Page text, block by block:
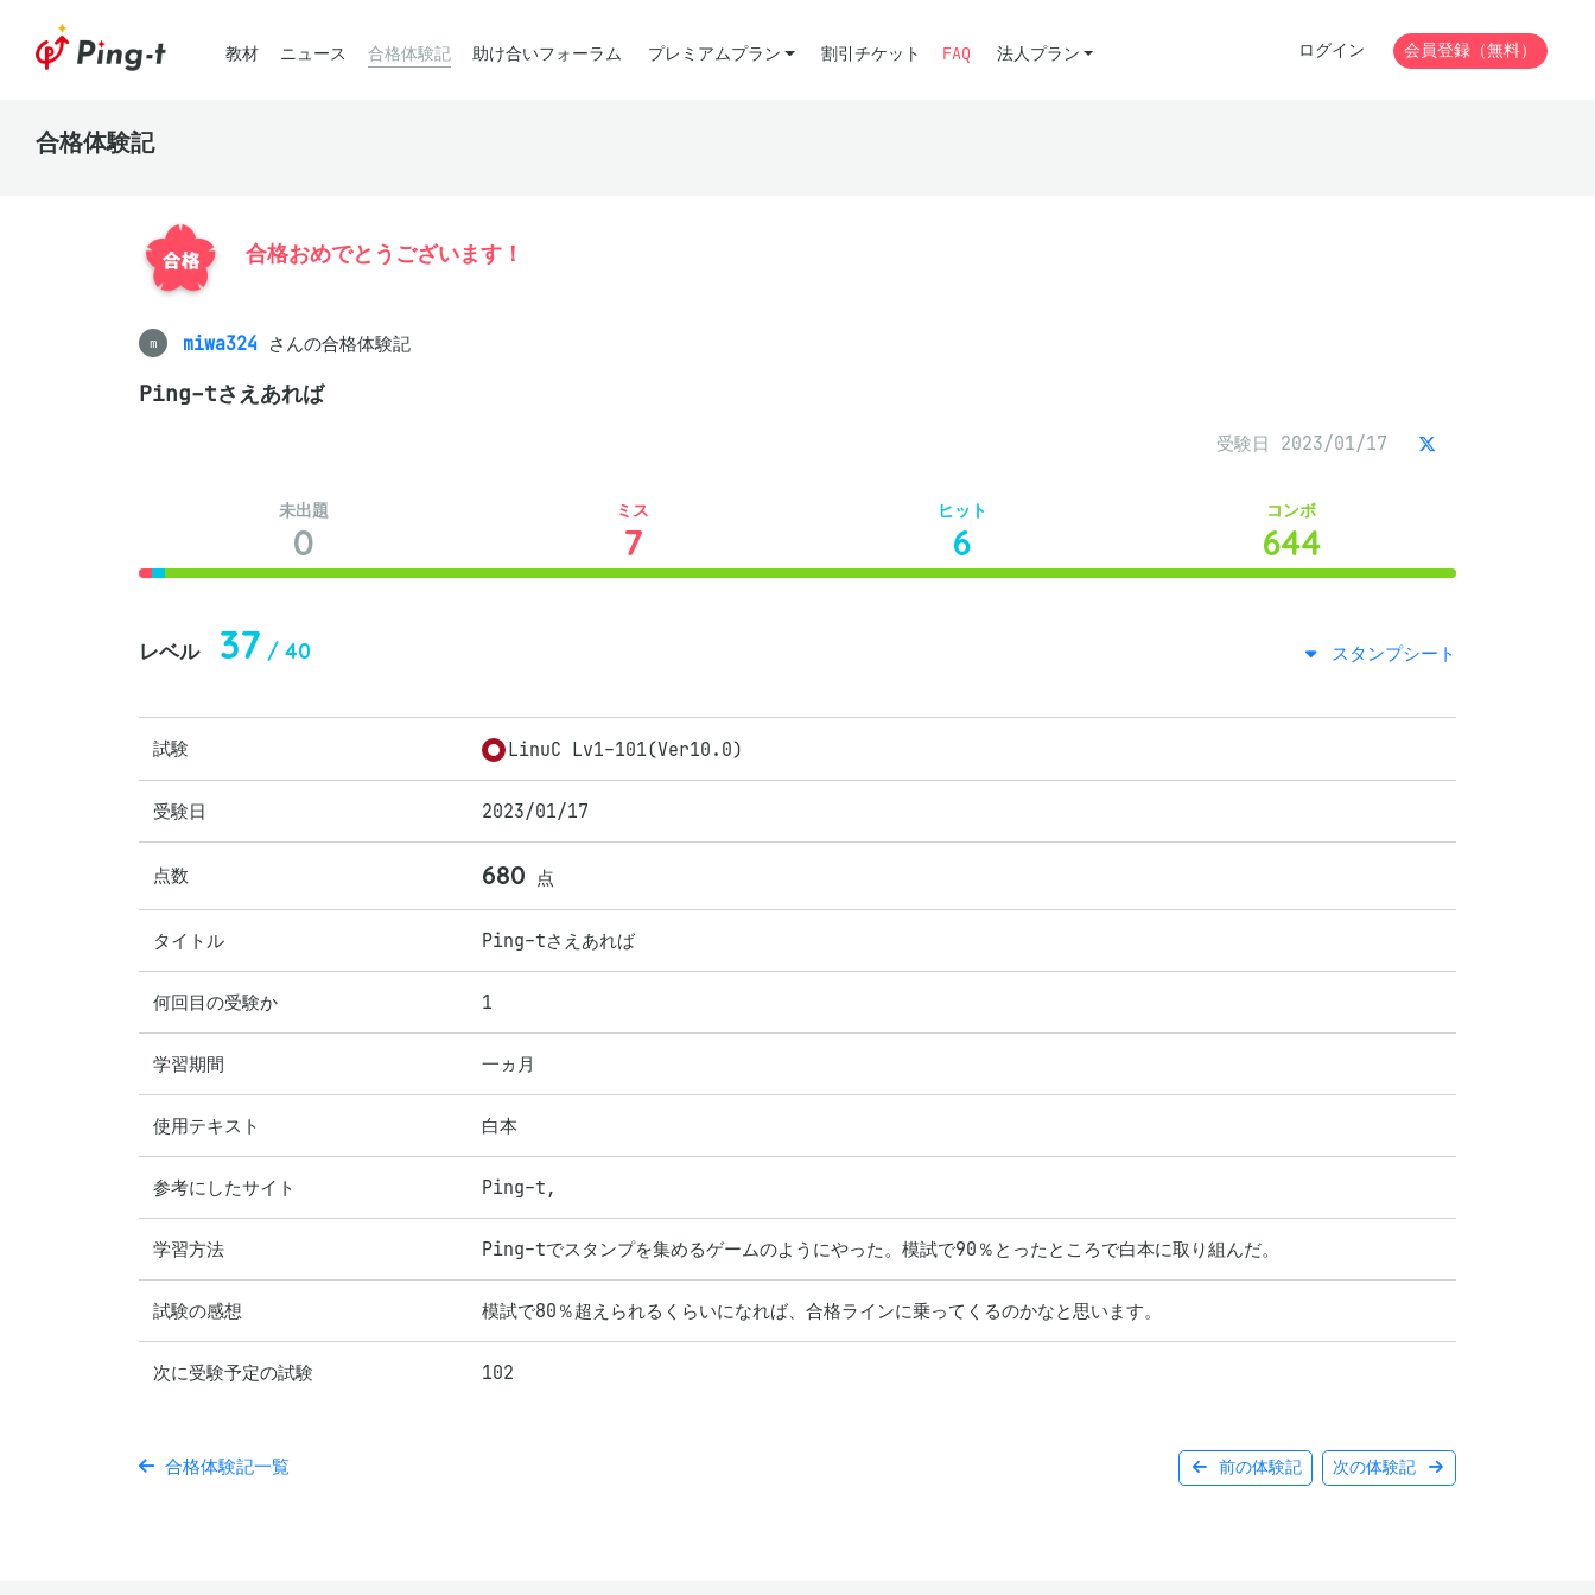
教材 ニュース 合格体験記 助け合いフォーラム プレミアムプラン 割引チケット FAQ 法人プラン ログイン 会員登録（無料）
合格体験記
合格おめでとうございます！
m miwa324 さんの合格体験記
Ping-tさえあれば
受験日 2023/01/17
未出題
0
ミス
7
ヒット
6
コンボ
644
レベル 37 / 40 スタンプシート
試験 LinuC Lv1-101(Ver10.0)
受験日 2023/01/17
点数 680 点
タイトル Ping-tさえあれば
何回目の受験か 1
学習期間 一ヵ月
使用テキスト 白本
参考にしたサイト Ping-t,
学習方法 Ping-tでスタンプを集めるゲームのようにやった。模試で90％とったところで白本に取り組んだ。
試験の感想 模試で80％超えられるくらいになれば、合格ラインに乗ってくるのかなと思います。
次に受験予定の試験 102
前の体験記 次の体験記
合格体験記一覧